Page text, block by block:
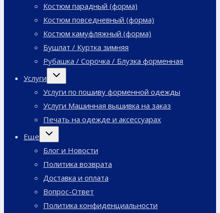
Костюм парадный (форма)
Костюм повседневный (форма)
Костюм камуфляжный (форма)
Бушлат / Куртка зимняя
Рубашка / Сорочка / Блузка форменная
Услуги
Переключить
дочернее
Услуги по пошиву форменной одежды
Услуги Машинная вышивка на заказ
Печать на одежде и аксессуарах
Еще
Переключить
дочернее
Блог и Новости
Политика возврата
Доставка и оплата
Вопрос-Ответ
Политика конфиденциальности